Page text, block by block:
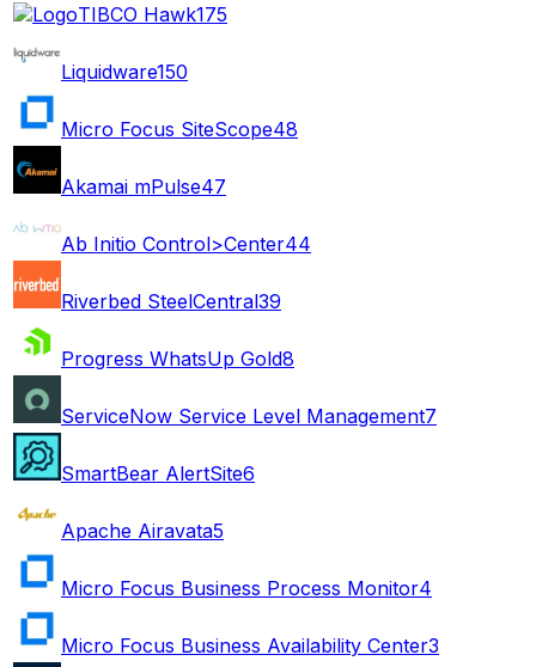
TIBCO Hawk175
Liquidware150
Micro Focus SiteScope48
Akamai mPulse47
Ab Initio Control>Center44
Riverbed SteelCentral39
Progress WhatsUp Gold8
ServiceNow Service Level Management7
SmartBear AlertSite6
Apache Airavata5
Micro Focus Business Process Monitor4
Micro Focus Business Availability Center3